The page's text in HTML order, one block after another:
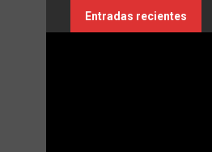
al
Entradas recientes